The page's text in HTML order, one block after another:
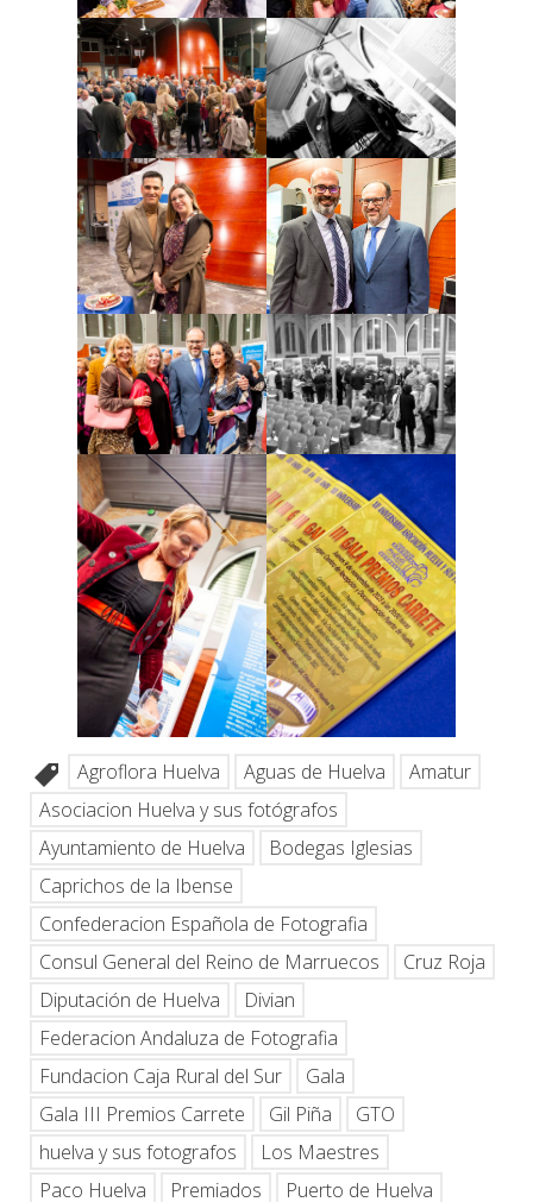
Agroflora Huelva Aguas de Huelva
Amatur
Asociacion Huelva y sus fotógrafos
Ayuntamiento de Huelva
Bodegas Iglesias
Caprichos de la Ibense
Confederacion Española de Fotografia
Consul General del Reino de Marruecos
Cruz Roja
Diputación de Huelva
Divian
Federacion Andaluza de Fotografia
Fundacion Caja Rural del Sur
Gala
Gala III Premios Carrete
Gil Piña
GTO
huelva y sus fotografos
Los Maestres
Paco Huelva
Premiados Puerto de Huelva